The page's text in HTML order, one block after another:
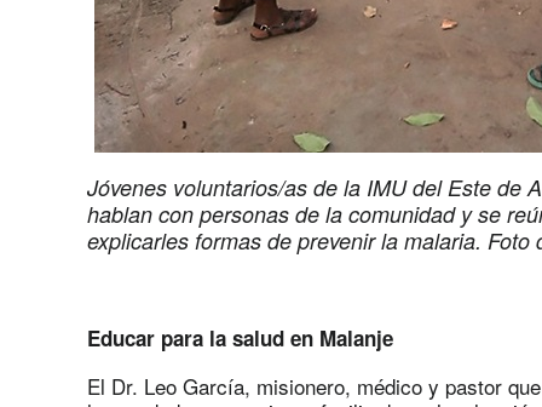
Jóvenes voluntarios/as de la IMU del Este de
hablan con personas de la comunidad y se
explicarles formas de prevenir la malaria. Foto
Educar para la salud en Malanje
El Dr. Leo García, misionero, médico y pastor